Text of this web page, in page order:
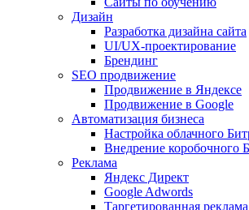
Дизайн
Разработка дизайна сайта
UI/UX-проектирование
Брендинг
SEO продвижение
Продвижение в Яндексе
Продвижение в Google
Автоматизация бизнеса
Настройка облачного
Внедрение коробочного
Реклама
Яндекс Директ
Google Adwords
Таргетированная реклама